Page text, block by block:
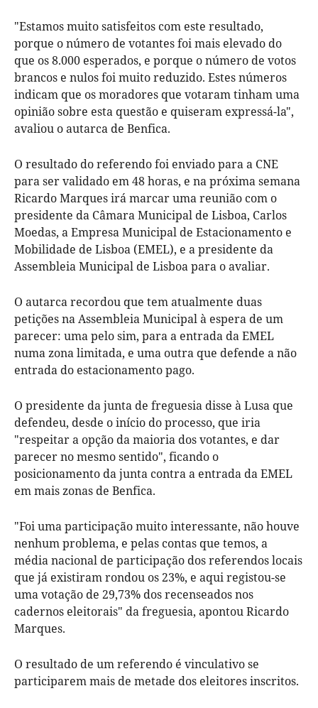
"Estamos muito satisfeitos com este resultado,
porque o número de votantes foi mais elevado do
que os 8.000 esperados, e porque o número de votos
brancos e nulos foi muito reduzido. Estes números
indicam que os moradores que votaram tinham uma
opinião sobre esta questão e quiseram expressá-la",
avaliou o autarca de Benfica.
O resultado do referendo foi enviado para a CNE
para ser validado em 48 horas, e na próxima semana
Ricardo Marques irá marcar uma reunião com o
presidente da Câmara Municipal de Lisboa, Carlos
Moedas, a Empresa Municipal de Estacionamento e
Mobilidade de Lisboa (EMEL), e a presidente da
Assembleia Municipal de Lisboa para o avaliar.
O autarca recordou que tem atualmente duas
petições na Assembleia Municipal à espera de um
parecer: uma pelo sim, para a entrada da EMEL
numa zona limitada, e uma outra que defende a não
entrada do estacionamento pago.
O presidente da junta de freguesia disse à Lusa que
defendeu, desde o início do processo, que iria
"respeitar a opção da maioria dos votantes, e dar
parecer no mesmo sentido", ficando o
posicionamento da junta contra a entrada da EMEL
em mais zonas de Benfica.
"Foi uma participação muito interessante, não houve
nenhum problema, e pelas contas que temos, a
média nacional de participação dos referendos locais
que já existiram rondou os 23%, e aqui registou-se
uma votação de 29,73% dos recenseados nos
cadernos eleitorais" da freguesia, apontou Ricardo
Marques.
O resultado de um referendo é vinculativo se
participarem mais de metade dos eleitores inscritos.